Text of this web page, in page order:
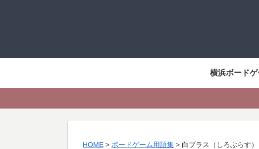
横浜ボード
HOME > ボードゲーム用語集 > 白ブラス（しろぶらす）